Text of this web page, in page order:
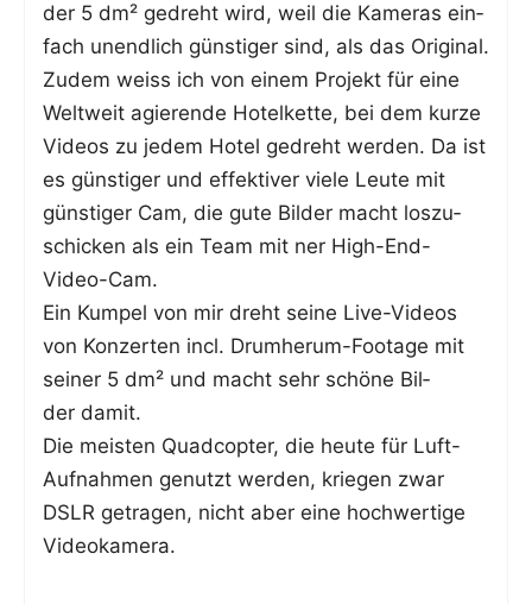
der 5 dm² gedreht wird, weil die Kame­ras ein­
fach unend­lich güns­ti­ger sind, als das Ori­gi­nal.
Zudem weiss ich von einem Pro­jekt für eine
Welt­weit agie­ren­de Hotel­ket­te, bei dem kur­ze
Vide­os zu jedem Hotel gedreht wer­den. Da ist
es güns­ti­ger und effek­ti­ver vie­le Leu­te mit
güns­ti­ger Cam, die gute Bil­der macht los­zu­
schi­cken als ein Team mit ner High-End-
Video-Cam.
Ein Kum­pel von mir dreht sei­ne Live-Vide­os
von Kon­zer­ten incl. Drum­her­um-Foo­ta­ge mit
sei­ner 5 dm² und macht sehr schö­ne Bil­
der damit.
Die meis­ten Quad­c­op­ter, die heu­te für Luft-
Auf­nah­men genutzt wer­den, krie­gen zwar
DSLR getra­gen, nicht aber eine hoch­wer­ti­ge
Videokamera.